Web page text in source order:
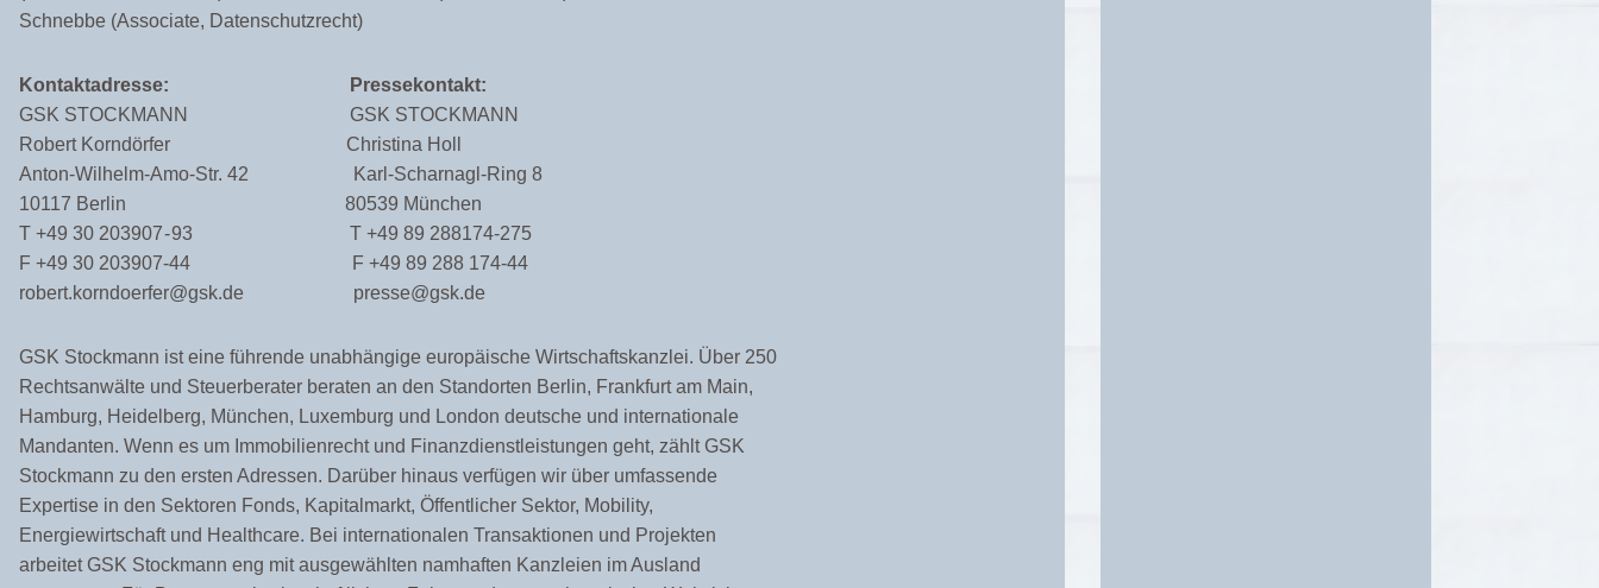
Schnebbe (Associate, Datenschutzrecht)
Kontaktadresse:
Pressekontakt:
GSK STOCKMANN
GSK STOCKMANN
Robert Korndörfer
Christina Holl
Anton-Wilhelm-Amo-Str. 42
Karl-Scharnagl-Ring 8
10117 Berlin
80539 München
T +49 30 203907 - 93
T +49 89 288174-275
F +49 30 203907-44
F +49 89 288 174-44
robert.korndoerfer@gsk.de
presse@gsk.de
GSK Stockmann ist eine führende unabhängige europäische Wirtschaftskanzlei. Über 250
Rechtsanwälte und Steuerberater beraten an den Standorten Berlin, Frankfurt am Main,
Hamburg, Heidelberg, München, Luxemburg und London deutsche und internationale
Mandanten. Wenn es um Immobilienrecht und Finanzdienstleistungen geht, zählt GSK
Stockmann zu den ersten Adressen. Darüber hinaus verfügen wir über umfassende
Expertise in den Sektoren Fonds, Kapitalmarkt, Öffentlicher Sektor, Mobility,
Energiewirtschaft und Healthcare. Bei internationalen Transaktionen und Projekten
arbeitet GSK Stockmann eng mit ausgewählten namhaften Kanzleien im Ausland